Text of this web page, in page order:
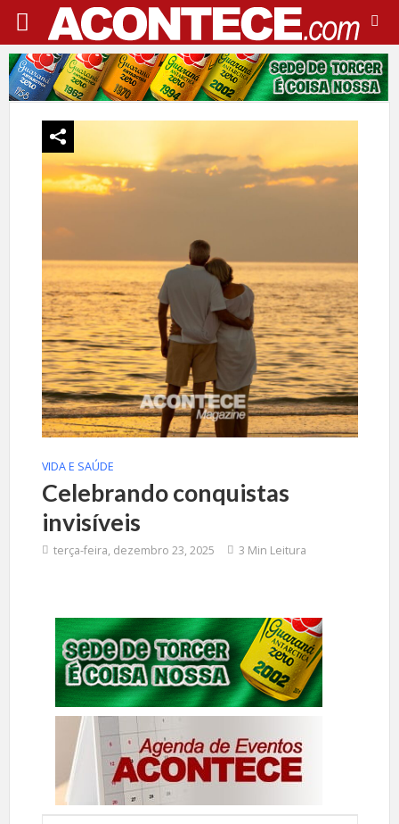
VIDA E SAÚDE
Celebrando conquistas
invisíveis
terça-feira, dezembro 23, 2025 3 Min Leitura